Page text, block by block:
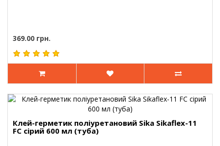
369.00 грн.
Клей-герметик поліуретановий Sika Sikaflex-11
FC сірий 600 мл (туба)